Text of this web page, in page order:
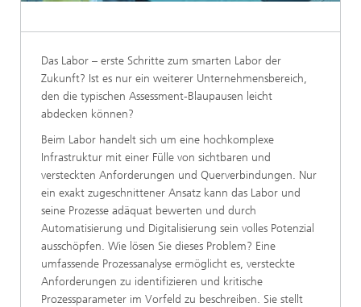
Das Labor – erste Schritte zum smarten Labor der
Zukunft? Ist es nur ein weiterer Unternehmensbereich,
den die typischen Assessment-Blaupausen leicht
abdecken können?
Beim Labor handelt sich um eine hochkomplexe
Infrastruktur mit einer Fülle von sichtbaren und
versteckten Anforderungen und Querverbindungen. Nur
ein exakt zugeschnittener Ansatz kann das Labor und
seine Prozesse adäquat bewerten und durch
Automatisierung und Digitalisierung sein volles Potenzial
ausschöpfen. Wie lösen Sie dieses Problem? Eine
umfassende Prozessanalyse ermöglicht es, versteckte
Anforderungen zu identifizieren und kritische
Prozessparameter im Vorfeld zu beschreiben. Sie stellt